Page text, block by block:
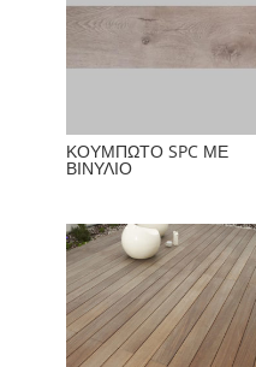
ΚΟΥΜΠΩΤΟ SPC ΜΕ
ΒΙΝΥΛΙΟ